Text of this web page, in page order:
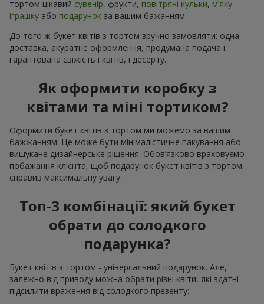
тортом цікавий сувенір, фрукти, повітряні кульки, м’яку
іграшку або подарунок за вашим бажанням
До того ж букет квітів з тортом зручно замовляти: одна
доставка, акуратне оформлення, продумана подача і
гарантована свіжість і квітів, і десерту.
Як оформити коробку з
квітами та міні тортиком?
Оформити букет квітів з тортом ми можемо за вашим
бажжанням. Це може бути мінімалістичне пакування або
вишукане дизайнерське рішення. Обов’язково враховуємо
побажання клієнта, щоб подарунок букет квітів з тортом
справив максимальну увагу.
Топ-3 комбінації: який букет
обрати до солодкого
подарунка?
Букет квітів з тортом - універсальний подарунок. Але,
залежно від приводу можна обрати різні квіти, які здатні
підсилити враження від солодкого презенту: